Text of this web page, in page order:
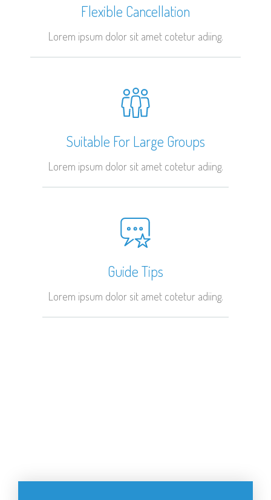
Flexible Cancellation
Lorem ipsum dolor sit amet cotetur adiing.
Suitable For Large Groups
Lorem ipsum dolor sit amet cotetur adiing.
Guide Tips
Lorem ipsum dolor sit amet cotetur adiing.